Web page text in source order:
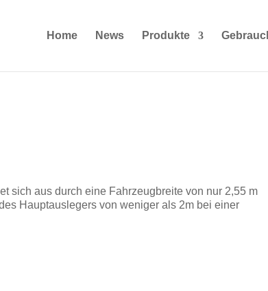
Home News Produkte
sich aus durch eine Fahrzeugbreite von nur 2,55 m
Hauptauslegers von weniger als 2m bei einer